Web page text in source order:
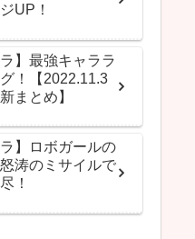
UP！
ラ】最強キャララ
！【2022.11.3
まとめ】
ラ】ロボガールの
涛のミサイルで
！